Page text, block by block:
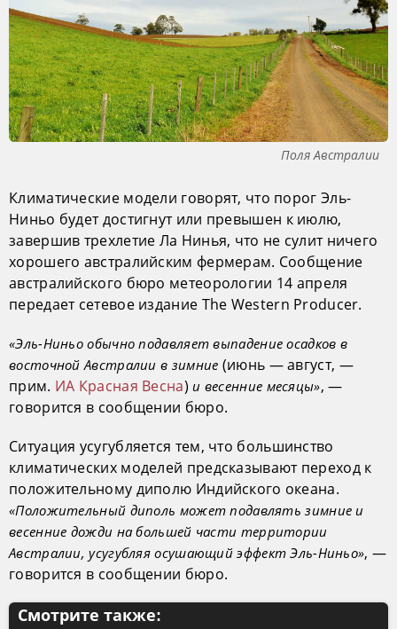
Поля Австралии
Климатические модели говорят, что порог Эль-
Ниньо будет достигнут или превышен к июлю,
завершив трехлетие Ла Нинья, что не сулит ничего
хорошего австралийским фермерам. Сообщение
австралийского бюро метеорологии 14 апреля
передает сетевое издание The Western Producer.
«Эль-Ниньо обычно подавляет выпадение осадков в
восточной Австралии в зимние (июнь — август, —
прим. ИА Красная Весна)и весенние месяцы», —
говорится в сообщении бюро.
Ситуация усугубляется тем, что большинство
климатических моделей предсказывают переход к
положительному диполю Индийского океана.
«Положительный диполь может подавлять зимние и
весенние дожди на большей части территории
Австралии, усугубляя осушающий эффект Эль-Ниньо», —
говорится в сообщении бюро.
Смотрите также: